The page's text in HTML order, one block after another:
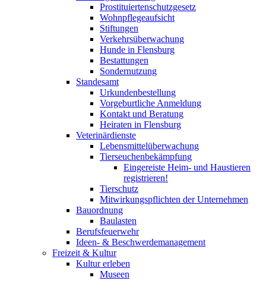
Prostituiertenschutzgesetz
Wohnpflegeaufsicht
Stiftungen
Verkehrsüberwachung
Hunde in Flensburg
Bestattungen
Sondernutzung
Standesamt
Urkundenbestellung
Vorgeburtliche Anmeldung
Kontakt und Beratung
Heiraten in Flensburg
Veterinärdienste
Lebensmittelüberwachung
Tierseuchenbekämpfung
Eingereiste Heim- und Haustieren
registrieren!
Tierschutz
Mitwirkungspflichten der Unternehmen
Bauordnung
Baulasten
Berufsfeuerwehr
Ideen- & Beschwerdemanagement
Freizeit & Kultur
Kultur erleben
Museen